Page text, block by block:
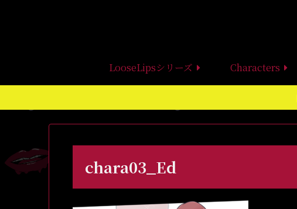
LooseLipsシリーズ Characters
chara03_Ed